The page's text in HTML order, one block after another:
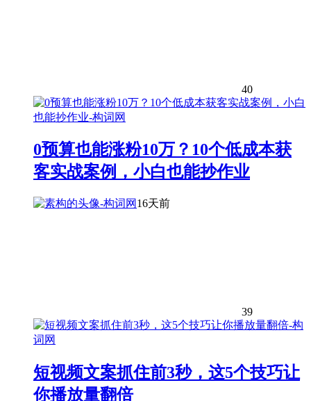
40
0预算也能涨粉10万？10个低成本获
客实战案例，小白也能抄作业
16天前
39
短视频文案抓住前3秒，这5个技巧让
你播放量翻倍